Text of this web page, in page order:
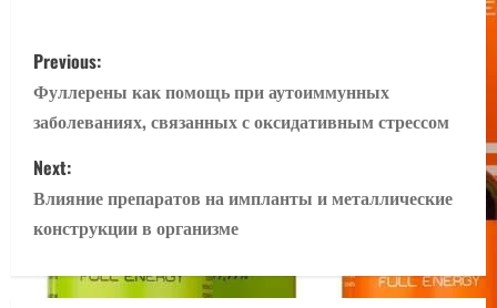
P
o
s
t
n
a
Previous:
Фуллерены как помощь при аутоиммунных
заболеваниях, связанных с оксидативным стрессом
Next:
Влияние препаратов на импланты и металлические
конструкции в организме